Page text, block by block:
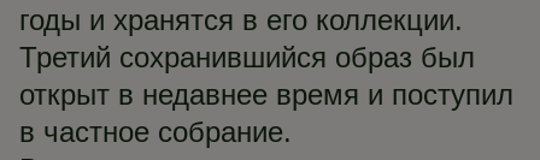
годы и хранятся в его коллекции.
Третий сохранившийся образ был
открыт в недавнее время и поступил
в частное собрание.